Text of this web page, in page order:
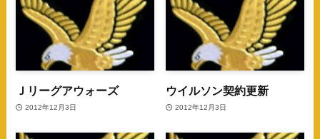
Ｊリーグアウォーズ
2012年12月3日
ウイルソン契約更新
2012年12月3日